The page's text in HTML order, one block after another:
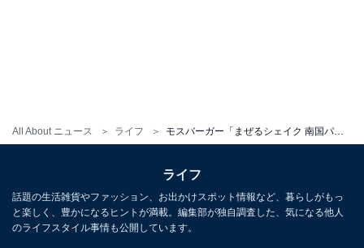
All About ニュース ライフ
南国パイン ジンジャーエール<タイ産パイン果肉1.0％使用>
パインソースをジンジャーエールで割った炭酸ドリン
ク。パインの味わいをより強く感じられます。甘酸っぱ
い味わいでバーガー類との相性も良く、セットメニュー
ライフ
話題の生活雑貨やファッション、お出かけスポット情報など、暮らしがもっ
と楽しく、豊かになるヒントが満載。編集部が独自調査した、気になる他人
のライフスタイル事情も公開しています。